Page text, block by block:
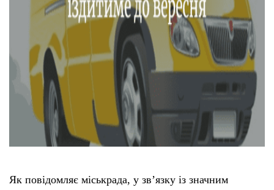
Довідник
Контакти
Рекламні прайси
Підтримати «місцевих»
Редакційна політика
Етичний кодекс
Як повідомляє міськрада, у зв’язку із значним